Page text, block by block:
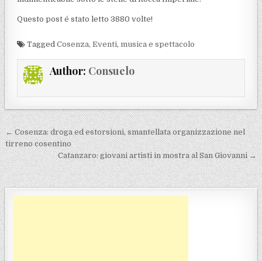
Questo post é stato letto 3880 volte!
TaggedCosenza,Eventi, musica e spettacolo
Author: Consuelo
Navigazione articoli
← Cosenza: droga ed estorsioni, smantellata organizzazione nel
tirreno cosentino
Catanzaro: giovani artisti in mostra al San Giovanni →